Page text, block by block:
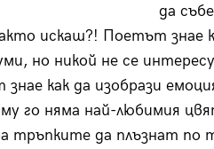
да
искаш?! Поетът знае
но никой не се
как да изобрази
го няма най-любимия
тръпките да плъзнат